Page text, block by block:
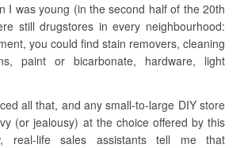
I was young (in the second half of the 20th
still drugstores in every neighbourhood:
you could find stain removers, cleaning
paint or bicarbonate, hardware, light
all that, and any small-to-large DIY store
(or jealousy) at the choice offered by this
real-life sales assistants tell me that